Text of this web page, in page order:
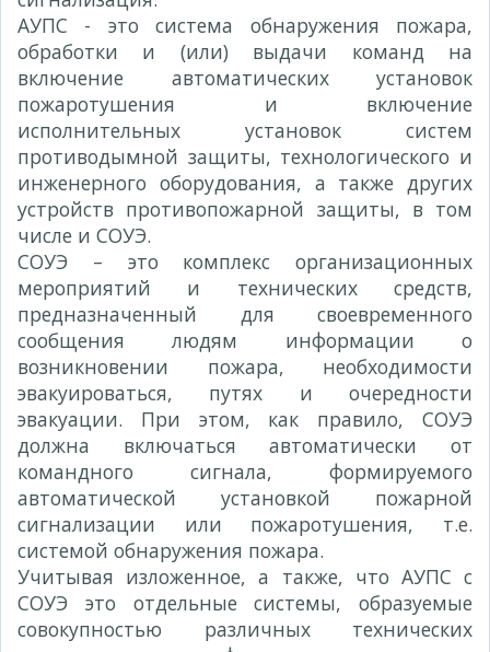
АУПС - это система обнаружения пожара,
обработки и (или) выдачи команд на
включение автоматических установок
пожаротушения и включение
исполнительных установок систем
противодымной защиты, технологического и
инженерного оборудования, а также других
устройств противопожарной защиты, в том
числе и СОУЭ.
СОУЭ – это комплекс организационных
мероприятий и технических средств,
предназначенный для своевременного
сообщения людям информации о
возникновении пожара, необходимости
эвакуироваться, путях и очередности
эвакуации. При этом, как правило, СОУЭ
должна включаться автоматически от
командного сигнала, формируемого
автоматической установкой пожарной
сигнализации или пожаротушения, т.е.
системой обнаружения пожара.
Учитывая изложенное, а также, что АУПС с
СОУЭ это отдельные системы, образуемые
совокупностью различных технических